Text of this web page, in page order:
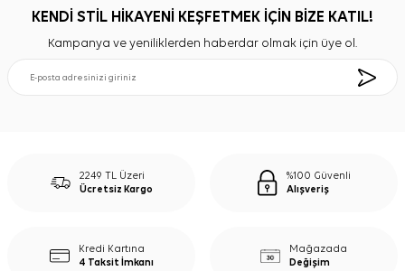
KENDİ STİL HİKAYENİ KEŞFETMEK İÇİN BİZE KATIL!
Kampanya ve yeniliklerden haberdar olmak için üye ol.
2249 TL Üzeri
Ücretsiz Kargo
%100 Güvenli
Alışveriş
Kredi Kartına
4 Taksit İmkanı
Mağazada
Değişim